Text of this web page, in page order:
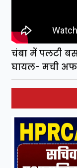
चंबा में पलटी
घायल- मची